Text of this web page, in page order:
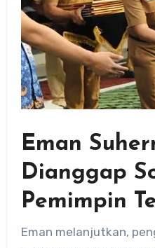
Eman
Dianggap
Pemimpin
Eman melanjutkan,